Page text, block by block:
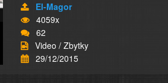
El-Magor
4059x
62
Video / Zbytky
29/12/2015